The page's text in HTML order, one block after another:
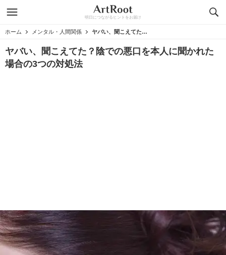
明日につながるヒントをお届け
ホーム メンタル・人間関係 ヤバい、聞こえてた？陰での悪口を本人に聞かれた場合の3つの対処法
ヤバい、聞こえてた？陰での悪口を本人に聞かれた
場合の3つの対処法